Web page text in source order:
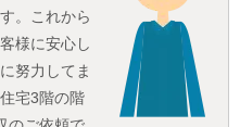
。これから
様に安心し
努力してま
宅3階の階